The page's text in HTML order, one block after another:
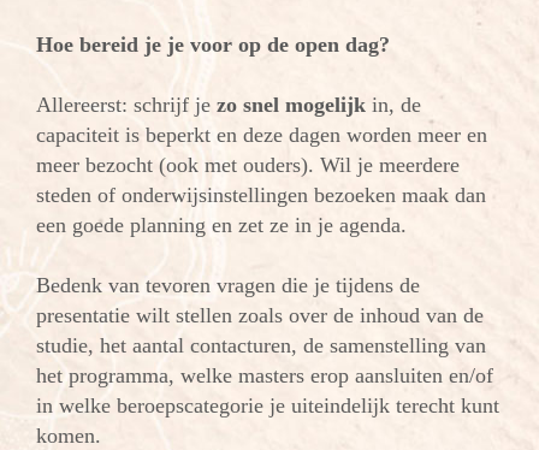
Hoe bereid je je voor op de open dag?
Allereerst: schrijf je zo snel mogelijk in, de
capaciteit is beperkt en deze dagen worden meer en
meer bezocht (ook met ouders). Wil je meerdere
steden of onderwijsinstellingen bezoeken maak dan
een goede planning en zet ze in je agenda.
Bedenk van tevoren vragen die je tijdens de
presentatie wilt stellen zoals over de inhoud van de
studie, het aantal contacturen, de samenstelling van
het programma, welke masters erop aansluiten en/of
in welke beroepscategorie je uiteindelijk terecht kunt
komen.